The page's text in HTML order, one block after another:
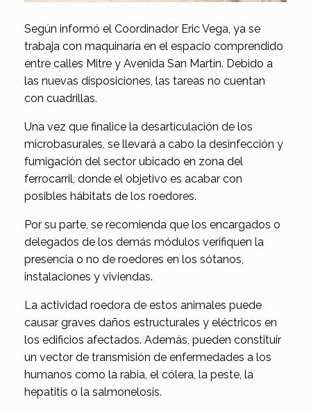
Según informó el Coordinador Eric Vega, ya se
trabaja con maquinaría en el espacio comprendido
entre calles Mitre y Avenida San Martín. Debido a
las nuevas disposiciones, las tareas no cuentan
con cuadrillas.
Una vez que finalice la desarticulación de los
microbasurales, se llevará a cabo la desinfección y
fumigación del sector ubicado en zona del
ferrocarril, donde el objetivo es acabar con
posibles hábitats de los roedores.
Por su parte, se recomienda que los encargados o
delegados de los demás módulos verifiquen la
presencia o no de roedores en los sótanos,
instalaciones y viviendas.
La actividad roedora de estos animales puede
causar graves daños estructurales y eléctricos en
los edificios afectados. Además, pueden constituir
un vector de transmisión de enfermedades a los
humanos como la rabia, el cólera, la peste, la
hepatitis o la salmonelosis.